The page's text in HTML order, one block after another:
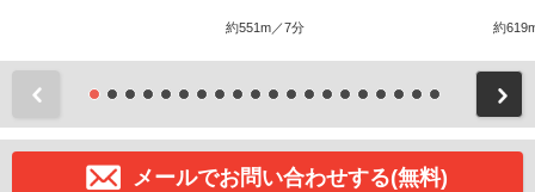
約551m／7分 約
メールでお問い合わせする(無料)